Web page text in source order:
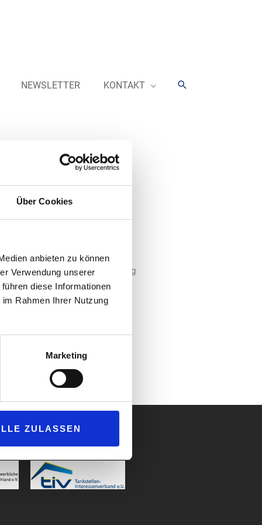
Über Cookies
anbieten zu können
Verwendung unserer
diese Informationen
Rahmen Ihrer Nutzung
Marketing
ZULASSEN
NEWSLETTER KONTAKT Suchen
Dortmund-Hafen in Betrieb
mit zwei Ladepunkten
und zahlreichen
einen langfristigen Mietvertrag
Andreas Berlinger, Leiter
und gemeinsam einen
nach unseren Vorstellungen
für die Zukunft, in der ein Mix
wichtiger wird.“